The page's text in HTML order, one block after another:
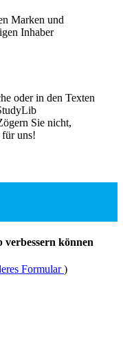
Marken und
Inhaber
oder in den Texten
Sie nicht,
für uns!
können
Formular)